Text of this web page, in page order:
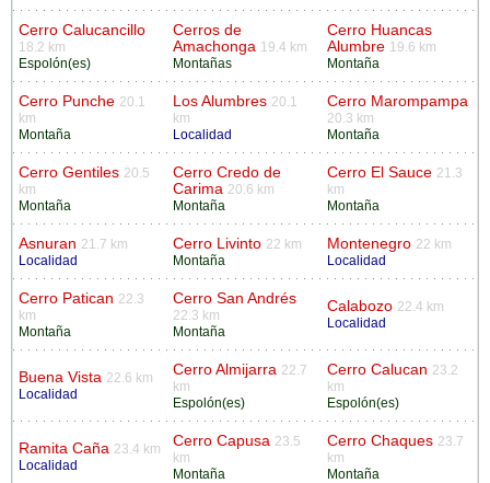
Cerro Calucancillo
18.2 km
Espolón(es)
Cerros de
Amachonga 19.4 km
Montañas
Cerro Huancas
Alumbre 19.6 km
Montaña
Cerro Punche 20.1
km
Montaña
Los Alumbres 20.1
km
Localidad
Cerro Marompampa
20.3 km
Montaña
Cerro Gentiles 20.5
km
Montaña
Cerro Credo de
Carima 20.6 km
Montaña
Cerro El Sauce 21.3
km
Montaña
Asnuran 21.7 km
Localidad
Cerro Livinto 22 km
Montaña
Montenegro 22 km
Localidad
Cerro Patican 22.3
km
Montaña
Cerro San Andrés
22.3 km
Montaña
Calabozo 22.4 km
Localidad
Buena Vista 22.6 km
Localidad
Cerro Almijarra 22.7
km
Espolón(es)
Cerro Calucan 23.2
km
Espolón(es)
Ramita Caña 23.4 km
Localidad
Cerro Capusa 23.5
km
Montaña
Cerro Chaques 23.7
km
Montaña